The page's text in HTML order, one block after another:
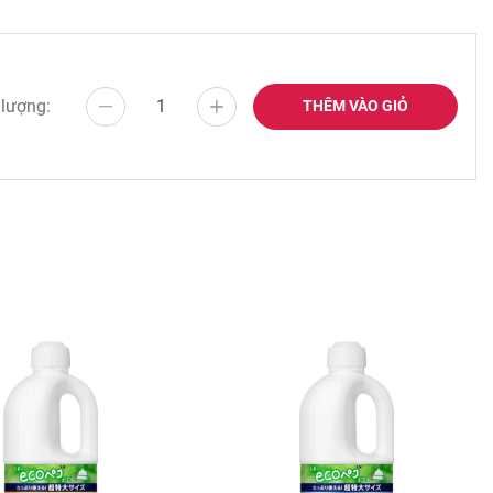
THÊM VÀO GIỎ